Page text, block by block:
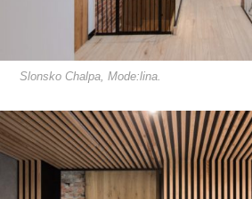
Slonsko Chalpa, Mode:lina.